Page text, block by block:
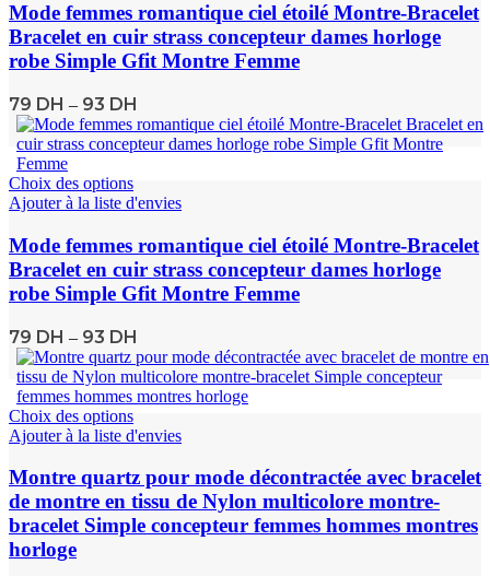
Mode femmes romantique ciel étoilé Montre-Bracelet
Bracelet en cuir strass concepteur dames horloge
robe Simple Gfit Montre Femme
79 DH – 93 DH
Choix des options
Ajouter à la liste d'envies
Mode femmes romantique ciel étoilé Montre-Bracelet
Bracelet en cuir strass concepteur dames horloge
robe Simple Gfit Montre Femme
79 DH – 93 DH
Choix des options
Ajouter à la liste d'envies
Montre quartz pour mode décontractée avec bracelet
de montre en tissu de Nylon multicolore montre-
bracelet Simple concepteur femmes hommes montres
horloge